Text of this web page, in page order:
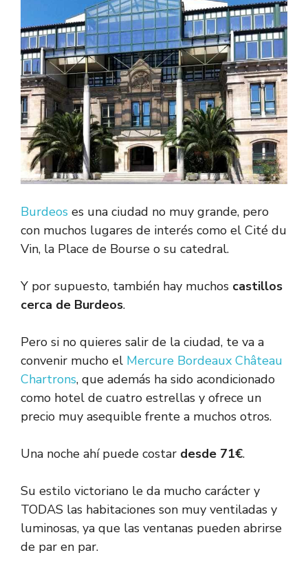
Burdeos es una ciudad no muy grande, pero
con muchos lugares de interés como el Cité du
Vin, la Place de Bourse o su catedral.
Y por supuesto, también hay muchos castillos
cerca de Burdeos.
Pero si no quieres salir de la ciudad, te va a
convenir mucho el Mercure Bordeaux Château
Chartrons, que además ha sido acondicionado
como hotel de cuatro estrellas y ofrece un
precio muy asequible frente a muchos otros.
Una noche ahí puede costar desde 71€.
Su estilo victoriano le da mucho carácter y
TODAS las habitaciones son muy ventiladas y
luminosas, ya que las ventanas pueden abrirse
de par en par.